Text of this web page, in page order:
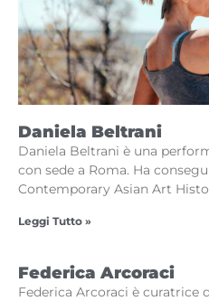
Daniela Beltrani
Daniela Beltrani è una
con sede a Roma. Ha
Contemporary Asian Art
Leggi Tutto »
Federica Arcoraci
Federica Arcoraci è curatrice